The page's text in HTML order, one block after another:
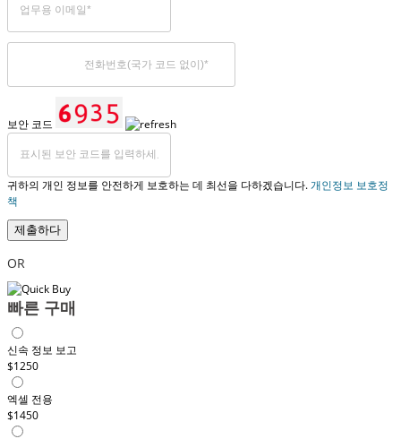
보안 코드
귀하의 개인 정보를 안전하게 보호하는 데 최선을 다하겠습니다.개인정보 보호정
책
제출하다
OR
빠른 구매
신속 정보 보고
$1250
엑셀 전용
$1450